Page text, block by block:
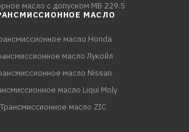
масло с допуском MB 229.5
МАСЛО
масло Honda
масло Лукойл
масло Nissan
масло Liqui Moly
Трансмиссионное масло ZIC